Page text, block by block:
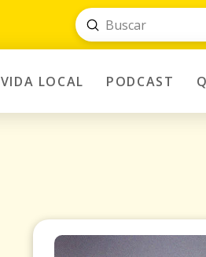
Search
Submit
VIDA LOCAL PODCAST